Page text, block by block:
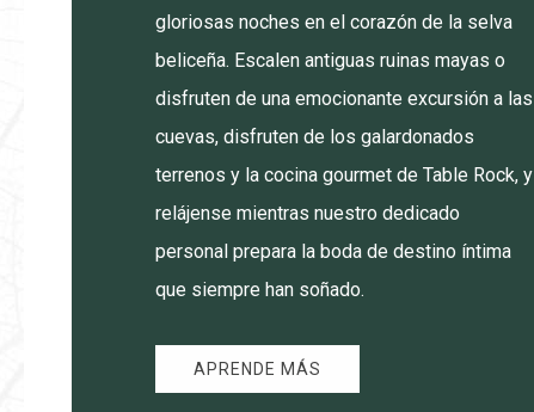
gloriosas noches en el corazón de la selva
beliceña. Escalen antiguas ruinas mayas o
disfruten de una emocionante excursión a las
cuevas, disfruten de los galardonados
terrenos y la cocina gourmet de Table Rock, y
relájense mientras nuestro dedicado
personal prepara la boda de destino íntima
que siempre han soñado.
APRENDE MÁS